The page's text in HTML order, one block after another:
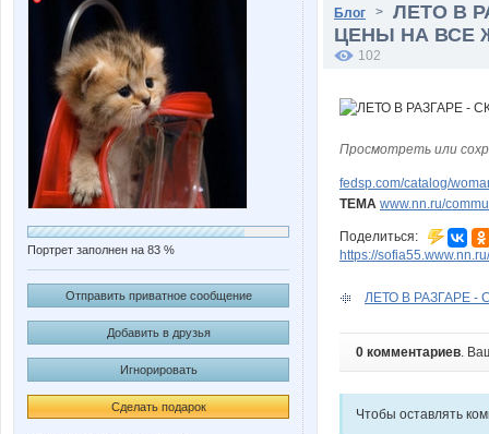
Портрет заполнен на 83 %
Отправить приватное сообщение
Добавить в друзья
Игнорировать
Сделать подарок
Блог > ЛЕТО В
ЦЕНЫ НА ВСЕ
102
Просмотреть или
fedsp.com/catalog/
ТЕМА www.nn.ru/
Поделиться:
https://
ЛЕТО В РАЗГАРЕ -
0 комментариев.
Чтобы оставлять